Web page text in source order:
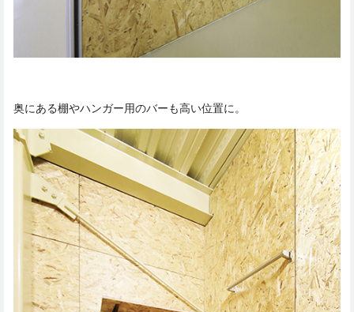
奥にある棚やハンガー用のバーも高い位置に。